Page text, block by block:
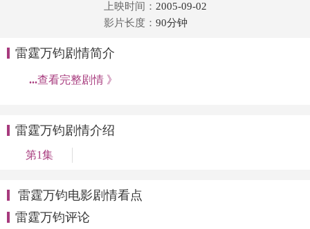
上映时间： 2005-09-02
影片长度： 90分钟
雷霆万钧剧情简介
...查看完整剧情 》
雷霆万钧剧情介绍
第1集
雷霆万钧电影剧情看点
雷霆万钧评论